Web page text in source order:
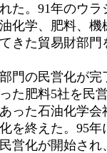
た。91年のウ
化学、肥料、機
きた貿易財部門
門の民営化が完
た肥料5社を民
った石油化学会
を終えた。95年
営化が開始され